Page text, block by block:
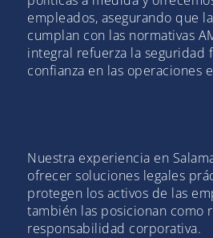
empleados, asegurando que
cumplan con las normativas
integral refuerza la seguridad
confianza en las operaciones
Nuestra experiencia en
ofrecer soluciones legales
protegen los activos de las
también las posicionan como
responsabilidad corporativa.